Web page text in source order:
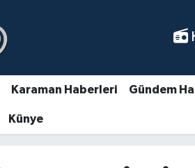
Karaman Haberleri Gündem
Künye